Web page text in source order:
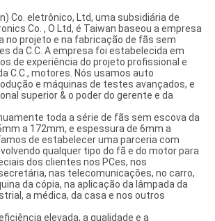
Co. eletrônico, Ltd, uma subsidiária de
Co. , O Ltd, é Taiwan baseou a empresa
no projeto e na fabricação de fãs sem
da C.C. A empresa foi estabelecida em
de experiência do projeto profissional e
C.C., motores. Nós usamos auto
e máquinas de testes avançados, e
superior & o poder do gerente e da
toda a série de fãs sem escova da
a 172mm, e espessura de 6mm a
de estabelecer uma parceria com
qualquer tipo do fã e do motor para
dos clientes nos PCes, nos
nas telecomunicações, no carro,
da cópia, na aplicação da lâmpada da
a médica, da casa e nos outros
elevada, a qualidade e a